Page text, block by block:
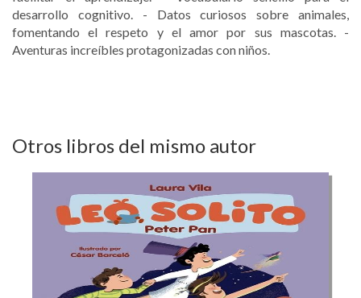
desarrollo cognitivo. - Datos curiosos sobre animales,
fomentando el respeto y el amor por sus mascotas. -
Aventuras increíbles protagonizadas con niños.
Otros libros del mismo autor